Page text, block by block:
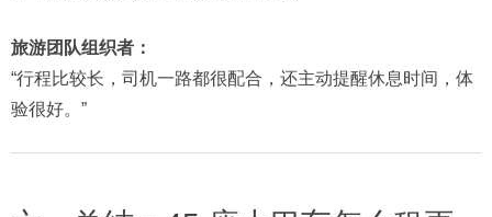
旅游团队组织者：
“行程比较长，司机一路都很配合，还主动提醒休息时间，体
验很好。”